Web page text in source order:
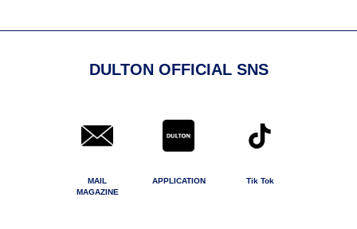
DULTON OFFICIAL SNS
MAIL
MAGAZINE
APPLICATION Tik Tok